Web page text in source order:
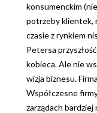
konsumenckim
potrzeby klientek,
czasie z rynkiem
Petersa
kobieca. Ale nie
wizja biznesu.
Współczesne
zarządach